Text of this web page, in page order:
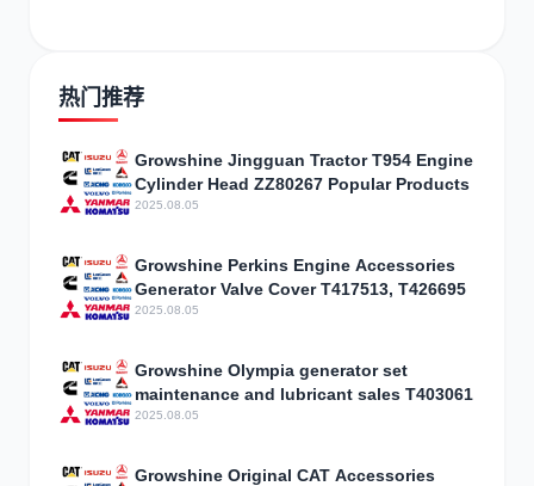
热门推荐
Growshine Jingguan Tractor T954 Engine
Cylinder Head ZZ80267 Popular Products
2025.08.05
Growshine Perkins Engine Accessories
Generator Valve Cover T417513, T426695
2025.08.05
Growshine Olympia generator set
maintenance and lubricant sales T403061
2025.08.05
Growshine Original CAT Accessories